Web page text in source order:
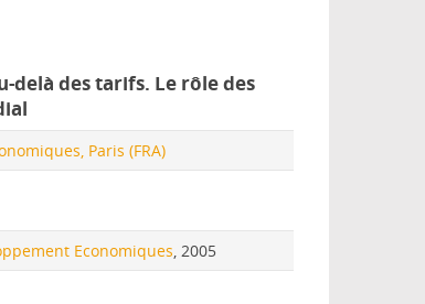
delà des tarifs. Le rôle des
Paris (FRA)
Economiques, 2005